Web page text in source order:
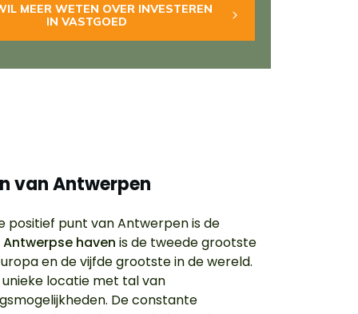
MEER WETEN OVER INVESTEREN
IN VASTGOED
van Antwerpen
positief punt van Antwerpen is de
Antwerpse haven is de tweede grootste
en de vijfde grootste in de wereld.
unieke locatie met tal van
De constante